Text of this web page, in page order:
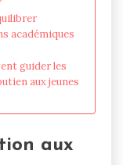
académiques
guider les
aux jeunes
aux